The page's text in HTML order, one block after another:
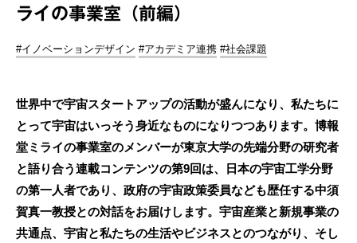
ライの事業室（前編）
#イノベーションデザイン #アカデミア連携 #社会課題
世界中で宇宙スタートアップの活動が盛んになり、私たちに
とって宇宙はいっそう身近なものになりつつあります。博報
堂ミライの事業室のメンバーが東京大学の先端分野の研究者
と語り合う連載コンテンツの第9回は、日本の宇宙工学分野
の第一人者であり、政府の宇宙政策委員なども歴任する中須
賀真一教授との対話をお届けします。宇宙産業と新規事業の
共通点、宇宙と私たちの生活やビジネスとのつながり、そし